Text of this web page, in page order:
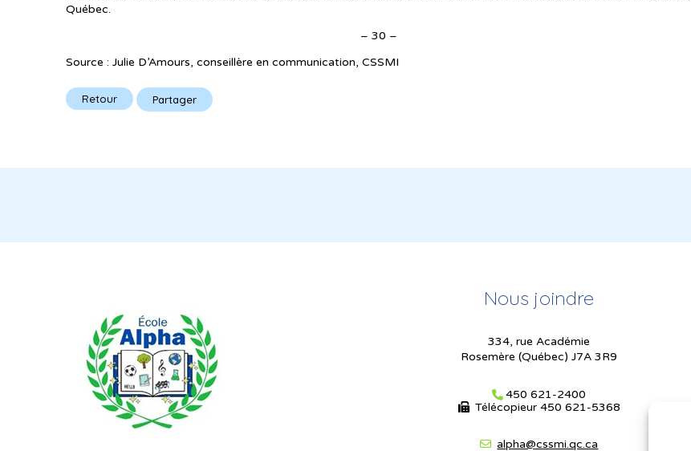
Québec.
– 30 –
Source : Julie D’Amours, conseillère en communication, CSSMI
Retour Partager
Nous joindre
334, rue Académie
Rosemère (Québec) J7A 3R9
450 621-2400
Télécopieur 450 621-5368
alpha@cssmi.qc.ca